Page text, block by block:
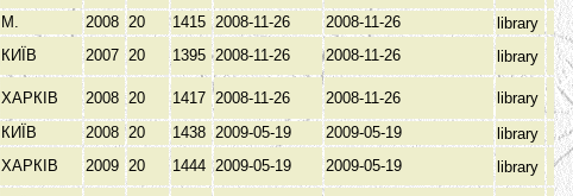
М. 2008 20 1415 2008-11-26 2008-11-26
library
КИЇВ 2007 20 1395 2008-11-26 2008-11-26 library
ХАРКІВ 2008 20 1417 2008-11-26 2008-11-26
library
КИЇВ 2008 20 1438 2009-05-19 2009-05-19
library
ХАРКІВ 2009 20 1444 2009-05-19 2009-05-19 library